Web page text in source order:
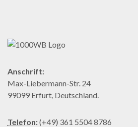
Anschrift:
Max-Liebermann-Str. 24
99099 Erfurt, Deutschland.
Telefon:(+49) 361 5504 8786